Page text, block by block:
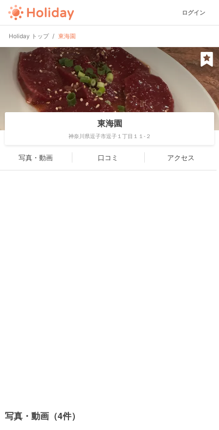
ログイン
Holiday トップ 東海園
東海園
神奈川県逗子市逗子１丁目１１-２
写真・動画 口コミ アクセス
写真・動画（4件）